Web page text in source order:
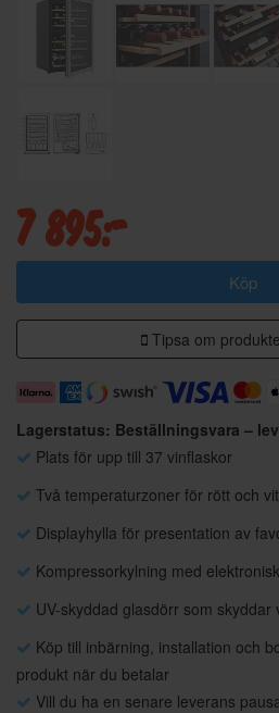
7 895:-
Köp
Tipsa om
Lagerstatus: Beställningsvara –
Plats för upp till 37 vinflaskor
Två temperaturzoner för rött och
Displayhylla för presentation av
Kompressorkylning med
UV-skyddad glasdörr som skyddar
Köp till inbärning, installation och
produkt när du betalar
Vill du ha en senare leverans